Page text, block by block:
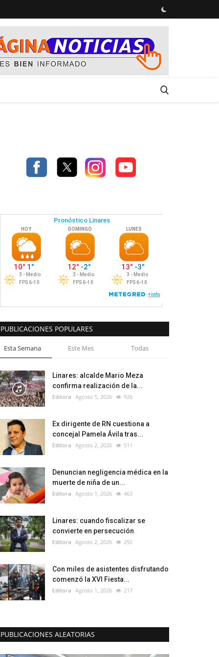
PUBLICACIONES POPULARES
Esta Semana Este Mes Todas
Linares: alcalde Mario Meza
confirma realización de la...
Editora Agosto 5, 2026 926
Ex dirigente de RN cuestiona a
concejal Pamela Ávila tras...
Editora Agosto 2, 2026 511
Denuncian negligencia médica en la
muerte de niña de un...
Editora Agosto 1, 2026 463
Linares: cuando fiscalizar se
convierte en persecución
Editora Agosto 2, 2026 292
Con miles de asistentes disfrutando
comenzó la XVI Fiesta...
Editora Agosto 1, 2026 217
PUBLICACIONES ALEATORIAS